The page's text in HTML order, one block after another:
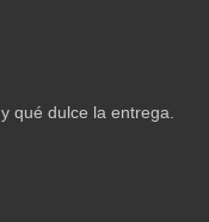
qué dulce la entrega.